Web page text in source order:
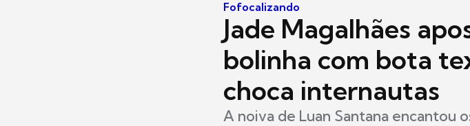
Fofocalizando
Jade Magalhães
bolinha com bota
choca internautas
A noiva de Luan Santana encantou